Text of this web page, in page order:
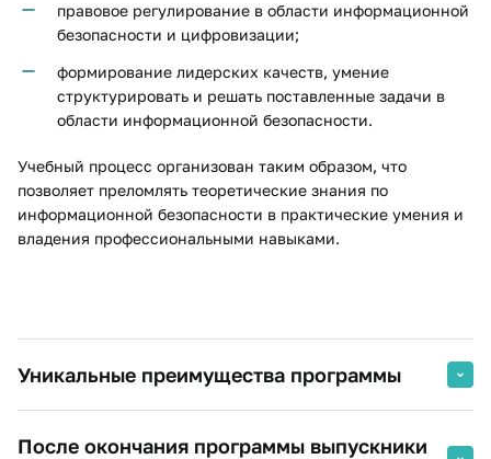
правовое регулирование в области информационной
безопасности и цифровизации;
формирование лидерских качеств, умение
структурировать и решать поставленные задачи в
области информационной безопасности.
Учебный процесс организован таким образом, что
позволяет преломлять теоретические знания по
информационной безопасности в практические умения и
владения профессиональными навыками.
Уникальные преимущества программы
практиков в области разработки средств защиты
После окончания программы выпускники